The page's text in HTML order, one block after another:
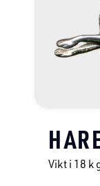
Vikt i 18 k